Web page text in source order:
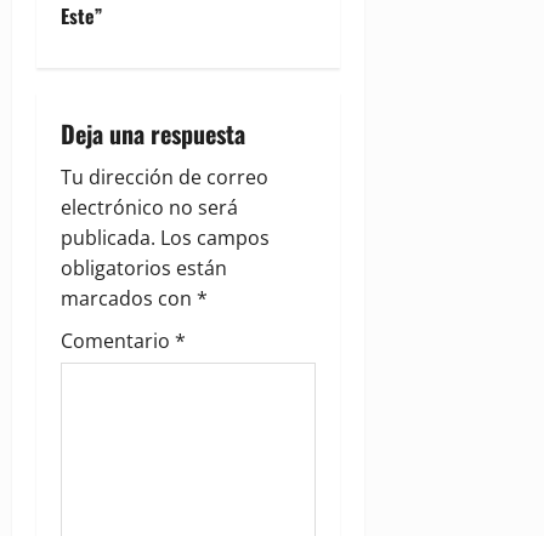
a
i
g
a
t
i
Este”
Deja una respuesta
Tu dirección de correo
electrónico no será
publicada. Los campos
obligatorios están
marcados con *
Comentario *